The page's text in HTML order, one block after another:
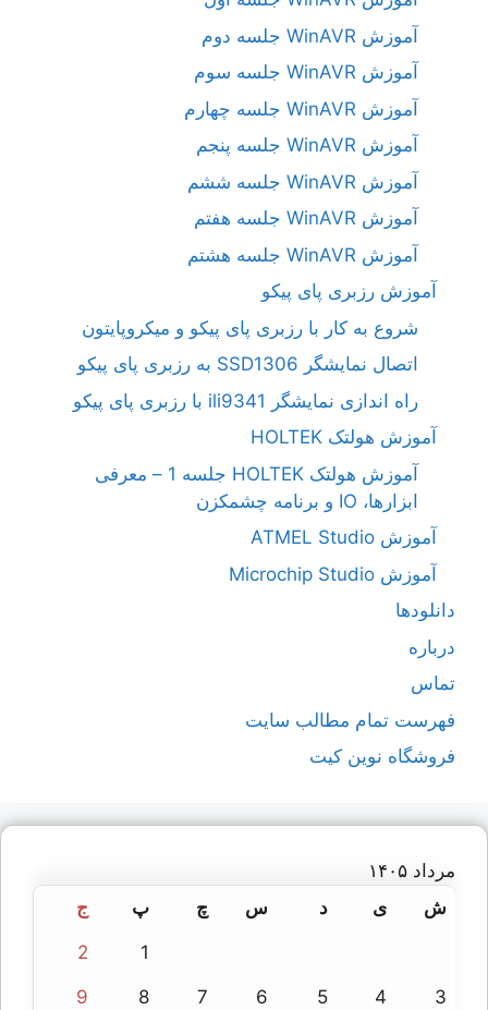
آموزش WinAVR جلسه دوم
آموزش WinAVR جلسه سوم
آموزش WinAVR جلسه چهارم
آموزش WinAVR جلسه پنجم
آموزش WinAVR جلسه ششم
آموزش WinAVR جلسه هفتم
آموزش WinAVR جلسه هشتم
آموزش رزبری پای پیکو
شروع به کار با رزبری پای پیکو و میکروپایتون
اتصال نمایشگر SSD1306 به رزبری پای پیکو
راه اندازی نمایشگر ili9341 با رزبری پای پیکو
آموزش هولتک HOLTEK
آموزش هولتک HOLTEK جلسه 1 – معرفی
ابزارها، IO و برنامه چشمکزن
آموزش ATMEL Studio
آموزش Microchip Studio
دانلودها
درباره
تماس
فهرست تمام مطالب سایت
فروشگاه نوین کیت
مرداد ۱۴۰۵
ش
ی د س چ پ ج
1
2
3
4
5
6
7
8
9